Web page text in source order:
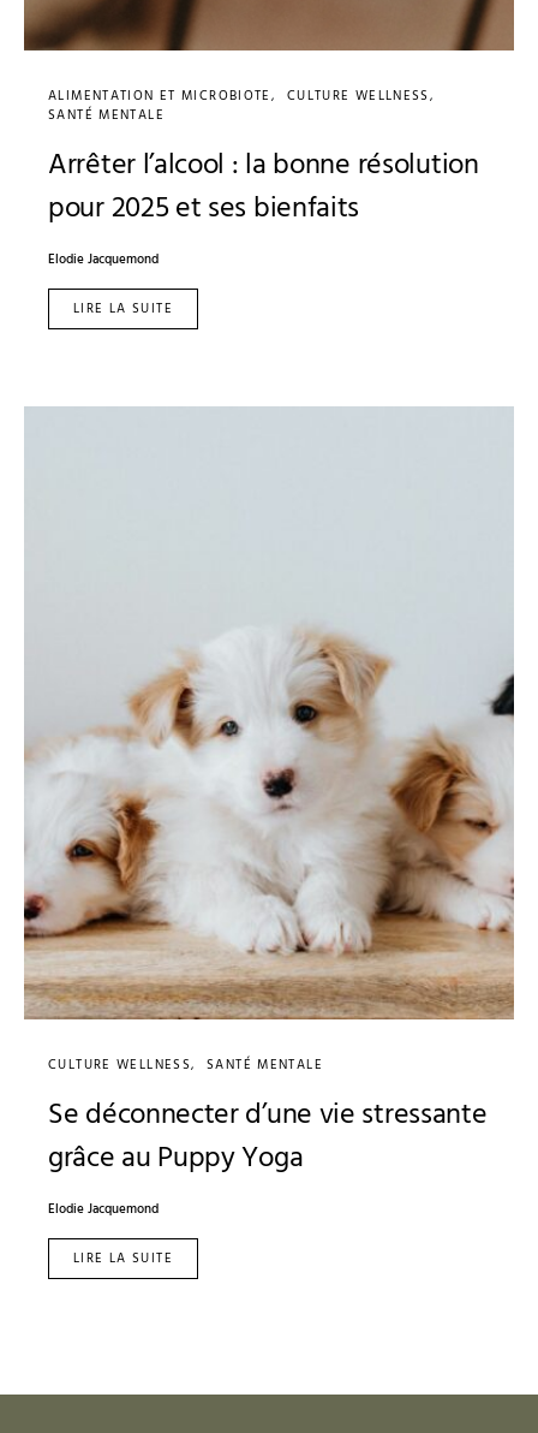
ALIMENTATION ET MICROBIOTE
CULTURE WELLNESS
SANTÉ MENTALE
Arrêter l’alcool : la bonne résolution
pour 2025 et ses bienfaits
Elodie Jacquemond
LIRE LA SUITE
CULTURE WELLNESS SANTÉ MENTALE
Se déconnecter d’une vie stressante
grâce au Puppy Yoga
Elodie Jacquemond
LIRE LA SUITE